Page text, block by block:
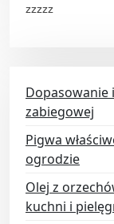
zzzzz
Dopasowanie
zabiegowej
Pigwa
ogrodzie
Olej z
kuchni i